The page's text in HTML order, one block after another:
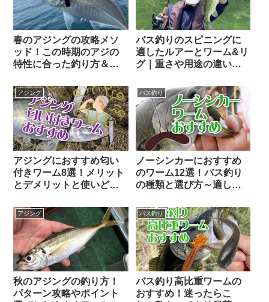
春のアジングの攻略メソ
ッド！この時期のアジの
特性に合った釣り方＆お
バス釣りのスピニングに
適したルアーとワーム&リ
グ｜重さや用途の違いと
アジング
アジングにおすすめ匂い
付きワーム8選！メリット
とデメリットと使いどこ
バス釣り
ノーシンカーにおすすめ
のワーム12選！バス釣り
の種類と選び方～適した
アジング
秋のアジングの釣り方！
パターン攻略やポイント
バス釣り
バス釣り高比重ワームの
おすすめ！迷ったらこ